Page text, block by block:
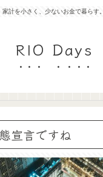
家計を小さく、少ないお金で暮らす。
RIO Days
宣言ですね